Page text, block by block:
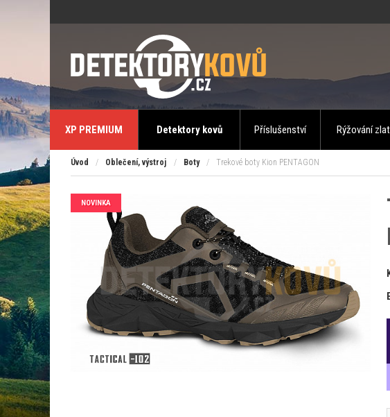
XP PREMIUM Detektory kovů Příslušenství Rýžování
Úvod / Oblečení, výstroj / Boty / Trekové boty Kion PENTAGON
NOVINKA